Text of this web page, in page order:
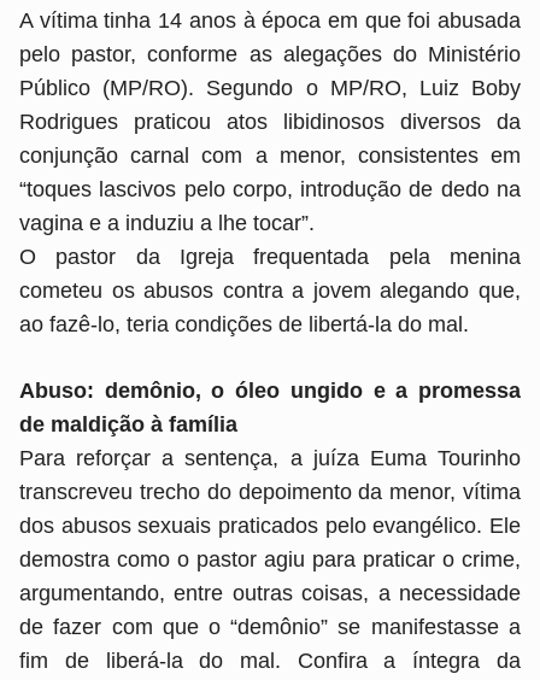
A vítima tinha 14 anos à época em que foi abusada
pelo pastor, conforme as alegações do Ministério
Público (MP/RO). Segundo o MP/RO, Luiz Boby
Rodrigues praticou atos libidinosos diversos da
conjunção carnal com a menor, consistentes em
“toques lascivos pelo corpo, introdução de dedo na
vagina e a induziu a lhe tocar”.
O pastor da Igreja frequentada pela menina
cometeu os abusos contra a jovem alegando que,
ao fazê-lo, teria condições de libertá-la do mal.
Abuso: demônio, o óleo ungido e a promessa
de maldição à família
Para reforçar a sentença, a juíza Euma Tourinho
transcreveu trecho do depoimento da menor, vítima
dos abusos sexuais praticados pelo evangélico. Ele
demostra como o pastor agiu para praticar o crime,
argumentando, entre outras coisas, a necessidade
de fazer com que o “demônio” se manifestasse a
fim de liberá-la do mal. Confira a íntegra da